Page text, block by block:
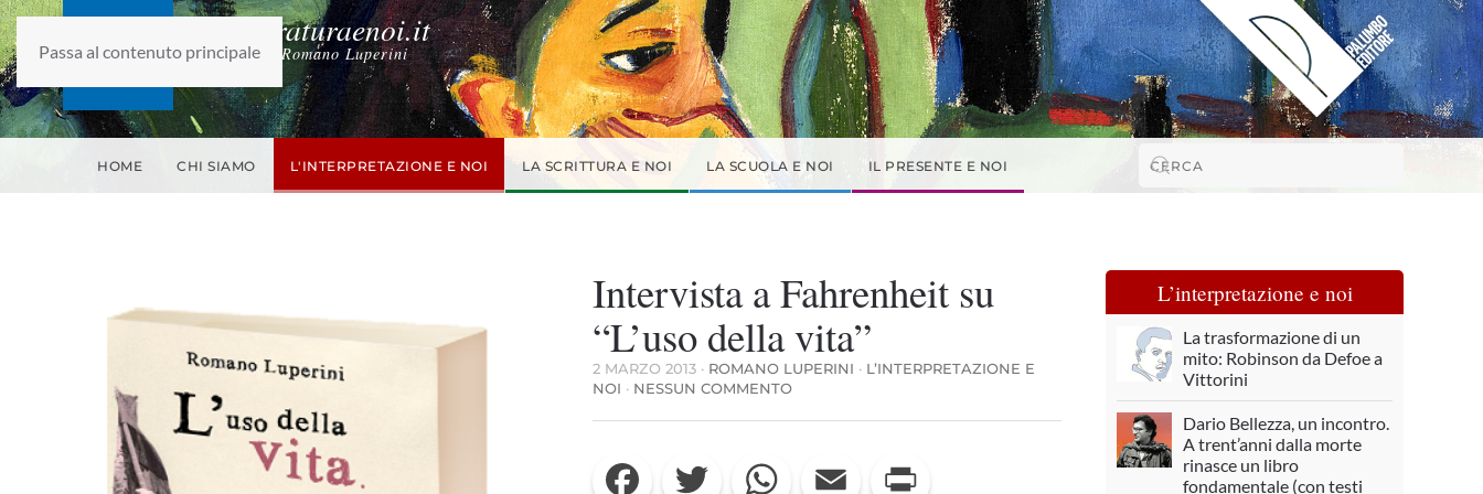
Passa al contenuto principale
laletteraturaenoi.it
fondato da Romano Luperini
HOME CHI SIAMO L'INTERPRETAZIONE E NOI LA SCRITTURA E NOI LA SCUOLA E NOI IL PRESENTE E NOI
Intervista a Fahrenheit su
“L’uso della vita”
2 MARZO 2013 · ROMANO LUPERINI · L’INTERPRETAZIONE E
NOI · NESSUN COMMENTOSU
A
“L’USO
Facebook Twitter WhatsApp Email
L’interpretazione e noi
La trasformazione di un
mito: Robinson da Defoe a
Vittorini
Dario Bellezza, un incontro.
A trent’anni dalla morte
rinasce un libro
fondamentale (con testi